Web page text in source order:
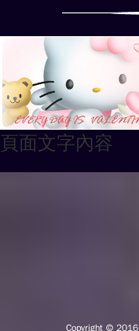
頁面文字內容
Copyright © 2016